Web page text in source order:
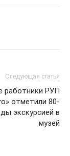
Следующая статья
работники РУП
отметили 80-
экскурсией в
музей